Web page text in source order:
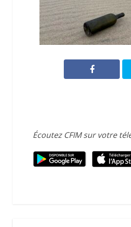
Écoutez CFIM sur votre